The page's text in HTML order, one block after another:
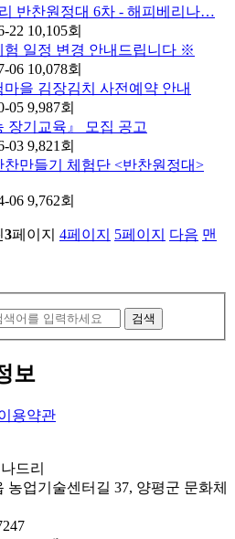
반찬원정대 6차 - 해피베리나…
22 10,105회
일정 변경 안내드립니다 ※
06 10,078회
을 김장김치 사전예약 안내
05 9,987회
장기교육』 모집 공고
03 9,821회
만들기 체험단 <반찬원정대>
06 9,762회
3페이지 4페이지 5페이지 다음 맨
검색
보
용약관
드리
농업기술센터길 37, 양평군 문화체